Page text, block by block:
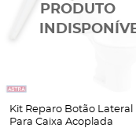
Kit Reparo Botão Lateral
Para Caixa Acoplada